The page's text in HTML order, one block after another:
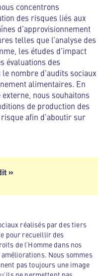
concentrons
des risques liés aux
d’approvisionnement
telles que l’analyse des
les études d’impact
évaluations des
nombre d’audits sociaux
alimentaires. En
nous souhaitons
de production des
afin d’aboutir sur
»
réalisés par des tiers
pour recueillir des
de l’Homme dans nos
Nous sommes
pas toujours une image